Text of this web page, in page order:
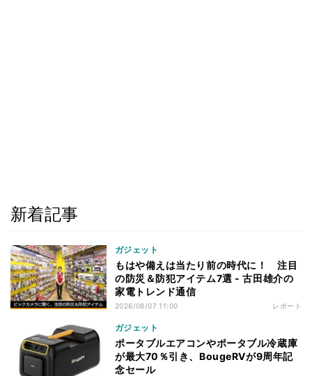
新着記事
ガジェット
もはや備えは当たり前の時代に！ 注目
の防災＆防犯アイテム7選 - 古田雄介の
家電トレンド通信
2026/08/07 11:00 レポート
ガジェット
ポータブルエアコンやポータブル冷蔵庫
が最大70％引き、BougeRVが9周年記
念セール